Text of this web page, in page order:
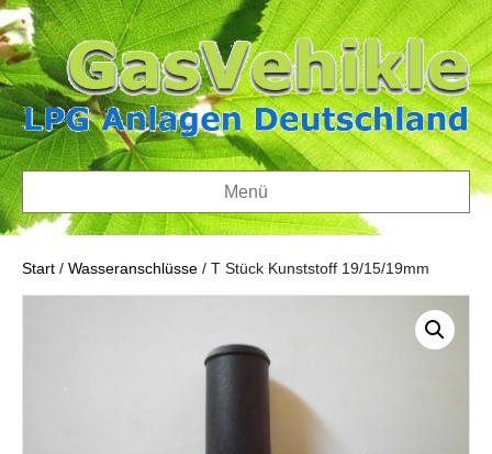
Menü
Start / Wasseranschlüsse / T Stück Kunststoff 19/15/19mm